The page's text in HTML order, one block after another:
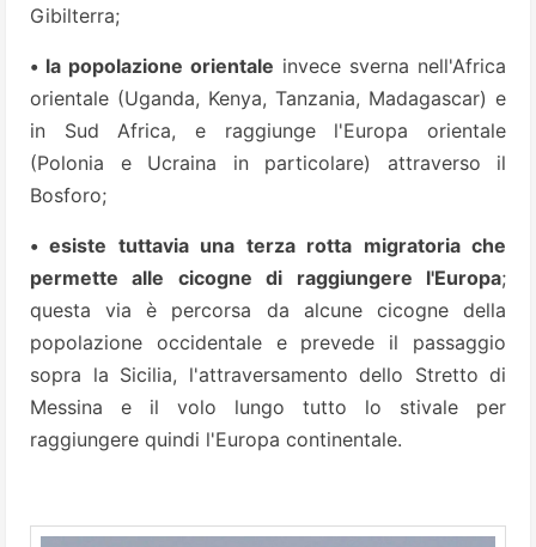
Gibilterra;
• la popolazione orientale invece sverna nell'Africa
orientale (Uganda, Kenya, Tanzania, Madagascar) e
in Sud Africa, e raggiunge l'Europa orientale
(Polonia e Ucraina in particolare) attraverso il
Bosforo;
• esiste tuttavia una terza rotta migratoria che
permette alle cicogne di raggiungere l'Europa;
questa via è percorsa da alcune cicogne della
popolazione occidentale e prevede il passaggio
sopra la Sicilia, l'attraversamento dello Stretto di
Messina e il volo lungo tutto lo stivale per
raggiungere quindi l'Europa continentale.